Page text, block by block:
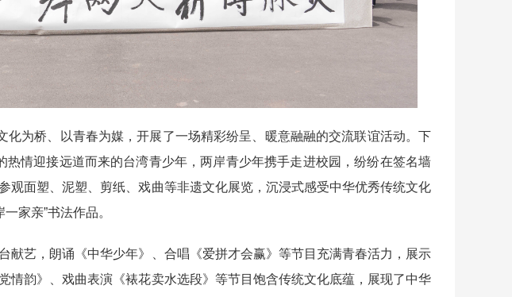
为桥、以青春为媒，开展了一场精彩纷呈、暖意融融的交流联谊活动。下
情迎接远道而来的台湾青少年，两岸青少年携手走进校园，纷纷在签名墙
观面塑、泥塑、剪纸、戏曲等非遗文化展览，沉浸式感受中华优秀传统文化
家亲”书法作品。
艺，朗诵《中华少年》、合唱《爱拼才会赢》等节目充满青春活力，展示
情韵》、戏曲表演《裱花卖水选段》等节目饱含传统文化底蕴，展现了中华